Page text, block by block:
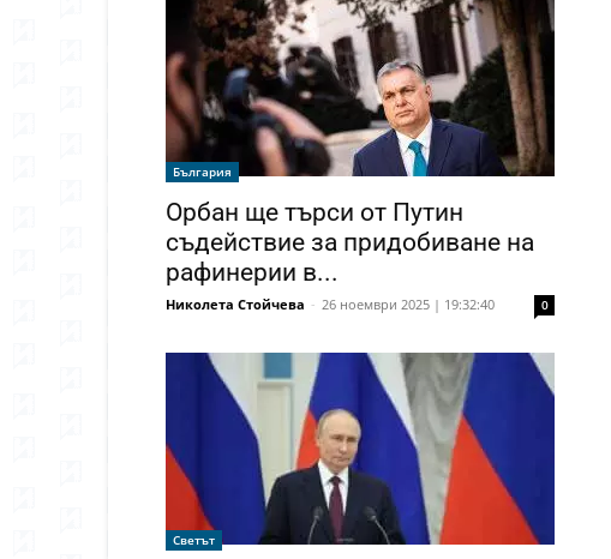
България
Орбан ще търси от Путин
съдействие за придобиване на
рафинерии в...
Николета Стойчева - 26 ноември 2025 | 19:32:40 0
Светът